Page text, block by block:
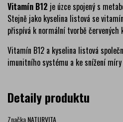
Vitamín B12 je úzce spojený s
Stejně jako kyselina listová se
přispívá k normální tvorbě červených
Vitamín B12 a kyselina listová
imunitního systému a ke snížení míry
Detaily produktu
ZnačkaNATURVITA